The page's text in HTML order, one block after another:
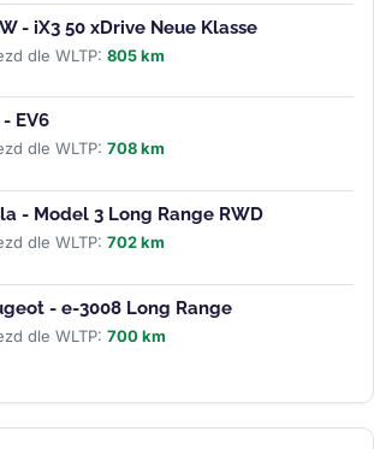
- iX3 50 xDrive Neue Klasse
dle WLTP: 805 km
EV6
dle WLTP: 708 km
- Model 3 Long Range RWD
dle WLTP: 702 km
- e-3008 Long Range
dle WLTP: 700 km